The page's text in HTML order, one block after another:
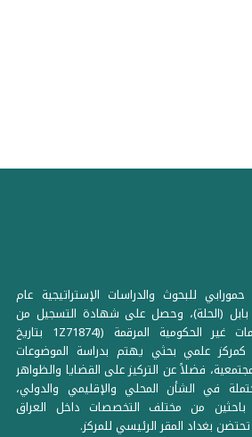
للبحوث والدراسات الإستراتيجية عام
بابل (الحلة)، وحصل على شهادة التسجيل من
دائرة المنظمات غير الحكومية المرقمة ((1Z71874 بتاريخ
12/2012، كمركز علمي بحثي يهتم بدراسة الموضوعات
فضلاً عن التركيز على القضايا والظواهر
في الشأن المحلي والإقليمي والدولي،
باحثين من مختلف التخصصات داخل العراق
بغداد المقر الرئيسي للمركز.